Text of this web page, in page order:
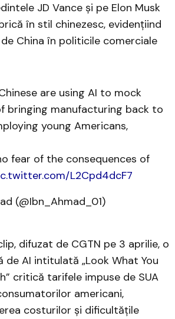
JD Vance și pe Elon Musk
în stil chinezesc, evidențiind
China în politicile comerciale
are using AI to mock
bringing manufacturing back to
young Americans,
fear of the consequences of
L2Cpd4dcF7
(@Ibn_Ahmad_01)
difuzat de CGTN pe 3 aprilie, o
de AI intitulată „Look What You
critică tarifele impuse de SUA
americani,
costurilor și dificultățile